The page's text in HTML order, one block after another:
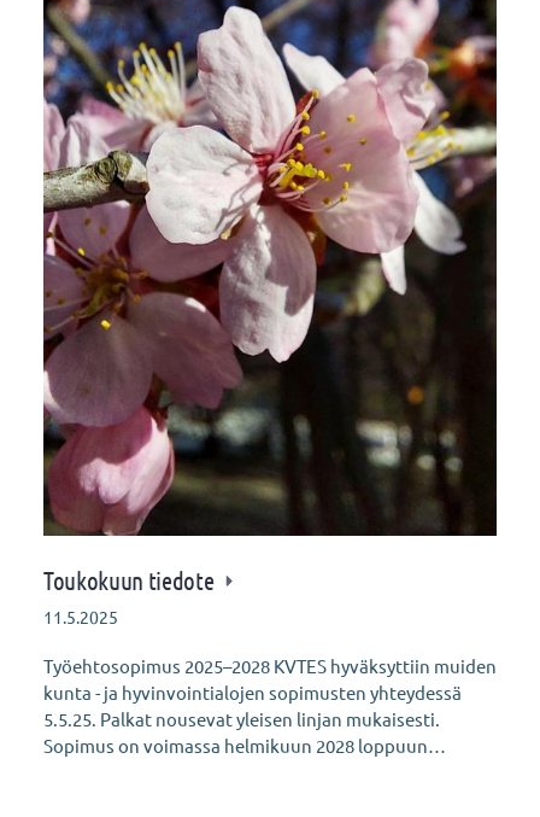
Toukokuun tiedote
11.5.2025
Työehtosopimus 2025–2028 KVTES hyväksyttiin muiden
kunta - ja hyvinvointialojen sopimusten yhteydessä
5.5.25. Palkat nousevat yleisen linjan mukaisesti.
Sopimus on voimassa helmikuun 2028 loppuun…